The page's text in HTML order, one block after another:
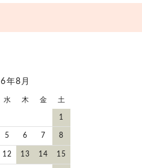
年8月
水 木 金 土
1
5 6 7 8
12 13 14 15